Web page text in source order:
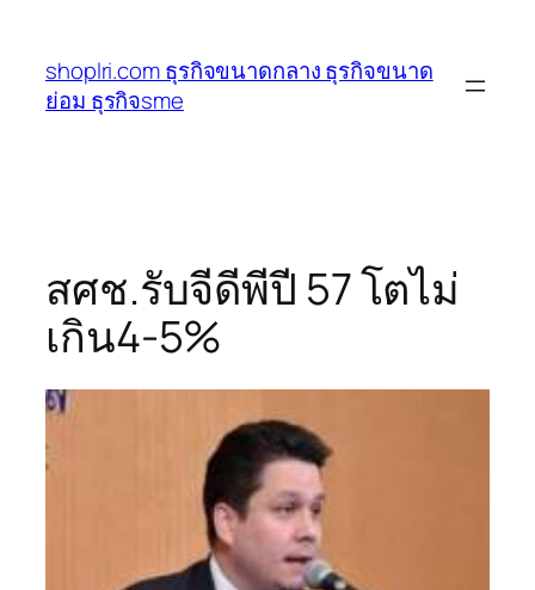
เนื้อหา
shoplri.com ธุรกิจขนาดกลาง ธุรกิจขนาด
ย่อม ธุรกิจsme
สศช.รับจีดีพีปี 57 โตไม่
เกิน4-5%